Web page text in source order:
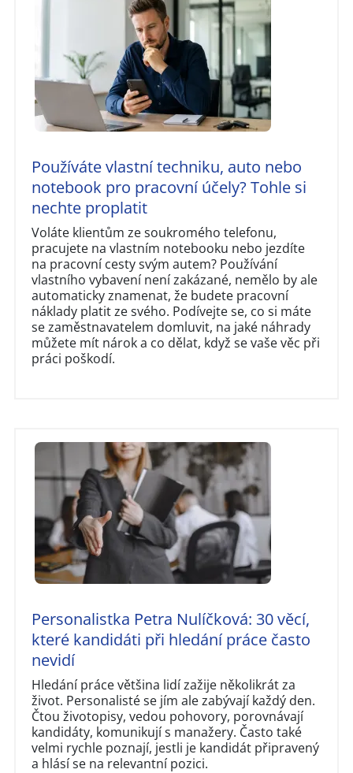
Používáte vlastní techniku, auto nebo
notebook pro pracovní účely? Tohle si
nechte proplatit
Voláte klientům ze soukromého telefonu,
pracujete na vlastním notebooku nebo jezdíte
na pracovní cesty svým autem? Používání
vlastního vybavení není zakázané, nemělo by ale
automaticky znamenat, že budete pracovní
náklady platit ze svého. Podívejte se, co si máte
se zaměstnavatelem domluvit, na jaké náhrady
můžete mít nárok a co dělat, když se vaše věc při
práci poškodí.
Personalistka Petra Nulíčková: 30 věcí,
které kandidáti při hledání práce často
nevidí
Hledání práce většina lidí zažije několikrát za
život. Personalisté se jím ale zabývají každý den.
Čtou životopisy, vedou pohovory, porovnávají
kandidáty, komunikují s manažery. Často také
velmi rychle poznají, jestli je kandidát připravený
a hlásí se na relevantní pozici.